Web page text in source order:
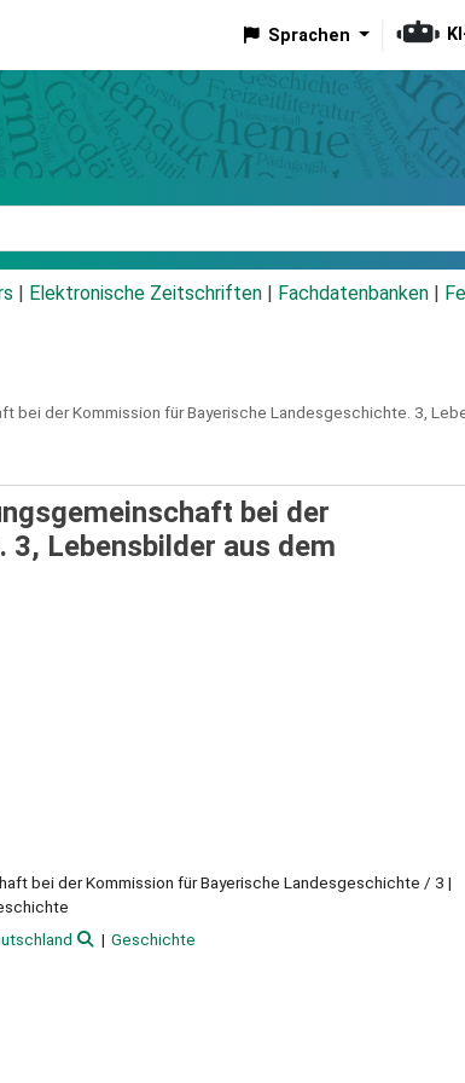
Sprachen
Elektronische Zeitschriften Fachdatenbanken
bei der Kommission für Bayerische Landesgeschichte. 3,
bei der
Lebensbilder aus dem
bei der Kommission für Bayerische Landesgeschichte / 3
Geschichte